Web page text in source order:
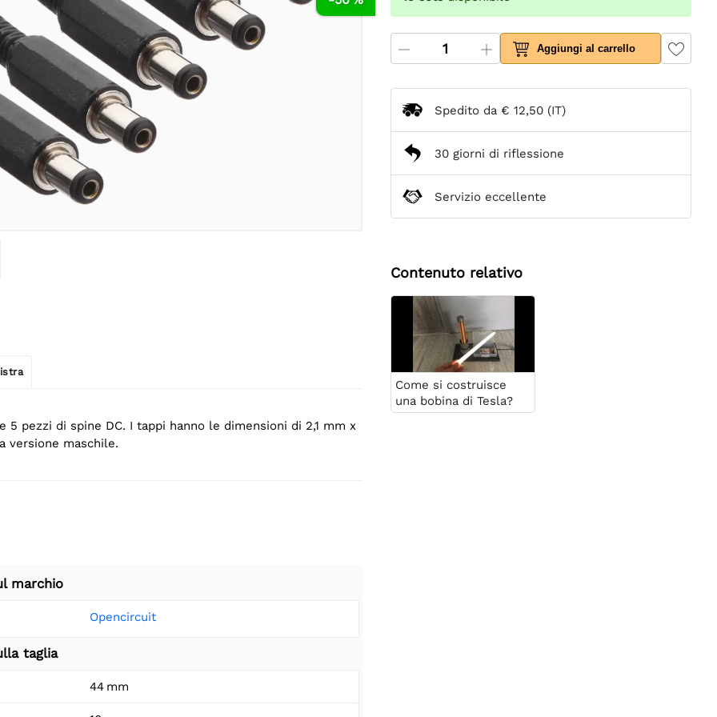
5 pezzi di spine DC. I tappi hanno le dimensioni di 2,1 mm x
versione maschile.
marchio
Opencircuit
taglia
44 mm
Aggiungi al carrello
Spedito da € 12,50 (IT)
30 giorni di riflessione
Servizio eccellente
Contenuto relativo
Come si costruisce
una bobina di Tesla?